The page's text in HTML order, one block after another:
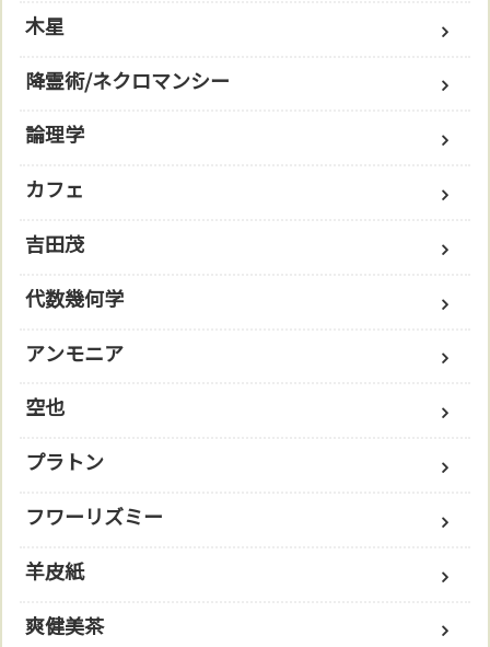
木星
降霊術/ネクロマンシー
論理学
カフェ
吉田茂
代数幾何学
アンモニア
空也
プラトン
フワーリズミー
羊皮紙
爽健美茶